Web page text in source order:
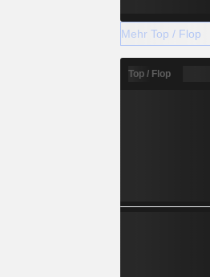
Mehr Top / Flop
Top / Flop